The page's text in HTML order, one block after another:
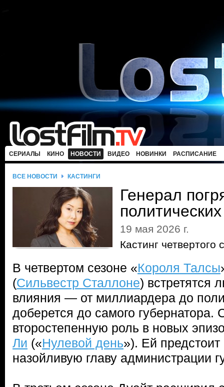
СЕРИАЛЫ КИНО НОВОСТИ ВИДЕО НОВИНКИ РАСПИСАНИЕ
ВСЕ НОВОСТИ КАСТИНГИ
Генерал
19 мая 2026 г.
Кастинг
В четвертом сезоне «Короля Талсы
(Сильвестр Сталлоне) встретятся
влияния — от миллиардера до
доберется до самого губернатора.
второстепенную роль в новых
Ли («Нулевой день»). Ей
назойливую главу администрации